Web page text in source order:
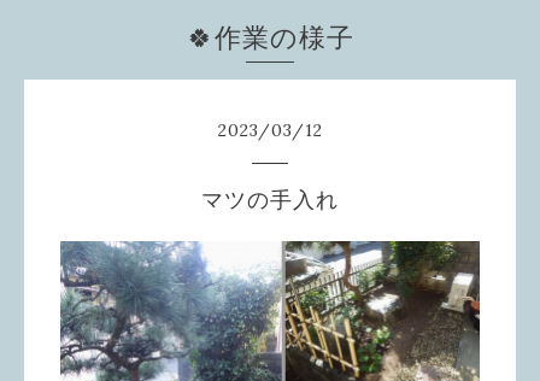
🍀作業の様子
2023/03/12
マツの手入れ